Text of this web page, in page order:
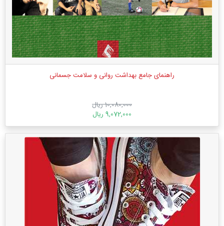
راهنمای جامع بهداشت روانی و سلامت جسمانی
10,080,000 ریال
9,072,000 ریال